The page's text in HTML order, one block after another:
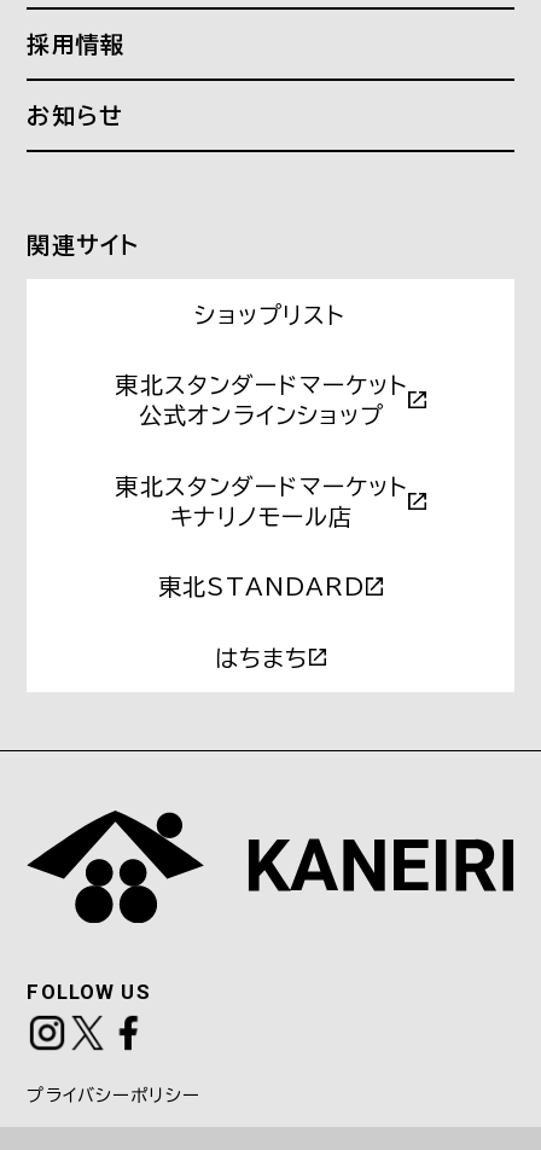
文具と事務機器
SHOPS
ローカルデザイン
会社概要
沿革
What a WORK PLACE!
偏愛オフィスカタログ
採用情報
お知らせ
関連サイト
ショップリスト
東北スタンダードマーケット
公式オンラインショップ
東北スタンダードマーケット
キナリノモール店
東北STANDARD
はちまち
FOLLOW US
プライバシーポリシー